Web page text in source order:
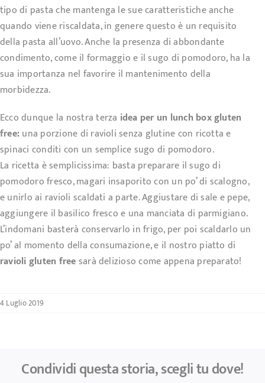
tipo di pasta che mantenga le sue caratteristiche anche
quando viene riscaldata, in genere questo è un requisito
della pasta all’uovo. Anche la presenza di abbondante
condimento, come il formaggio e il sugo di pomodoro, ha la
sua importanza nel favorire il mantenimento della
morbidezza.
Ecco dunque la nostra terza idea per un lunch box gluten
free:una porzione di ravioli senza glutine con ricotta e
spinaci conditi con un semplice sugo di pomodoro.
La ricetta è semplicissima: basta preparare il sugo di
pomodoro fresco, magari insaporito con un po’ di scalogno,
e unirlo ai ravioli scaldati a parte. Aggiustare di sale e pepe,
aggiungere il basilico fresco e una manciata di parmigiano.
L’indomani basterà conservarlo in frigo, per poi scaldarlo un
po’ al momento della consumazione, e il nostro piatto di
ravioli gluten freesarà delizioso come appena preparato!
4 Luglio 2019
Condividi questa storia, scegli tu dove!